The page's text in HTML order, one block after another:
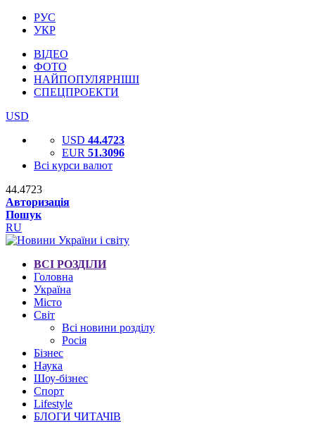
РУС
УКР
ВІДЕО
ФОТО
НАЙПОПУЛЯРНІШІ
СПЕЦПРОЕКТИ
USD
USD 44.4723
EUR 51.3096
Всі курси валют
44.4723
Авторизація
Пошук
RU
ВСІ РОЗДІЛИ
Головна
Україна
Місто
Світ
Всі новини розділу
Росія
Бізнес
Наука
Шоу-бізнес
Спорт
Lifestyle
БЛОГИ ЧИТАЧІВ